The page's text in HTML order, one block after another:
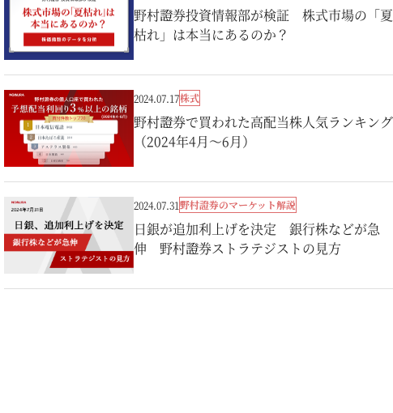
野村證券投資情報部が検証 株式市場の「夏
枯れ」は本当にあるのか？
2024.07.17株式
野村證券で買われた高配当株人気ランキング
（2024年4月～6月）
2024.07.31野村證券のマーケット解説
日銀が追加利上げを決定 銀行株などが急
伸 野村證券ストラテジストの見方